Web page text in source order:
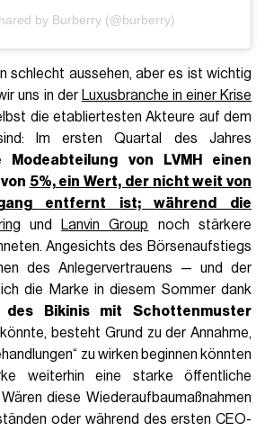
by Burberry (@burberry)
schlecht aussehen, aber es ist wichtig
uns in der Luxusbranche in einer Krise
die etabliertesten Akteure auf dem
Im ersten Quartal des Jahres
Modeabteilung von LVMH einen
5%, ein Wert, der nicht weit von
entfernt ist; während die
und Lanvin Group noch stärkere
Angesichts des Börsenaufstiegs
des Anlegervertrauens — und der
die Marke in diesem Sommer dank
des Bikinis mit Schottenmuster
besteht Grund zu der Annahme,
zu wirken beginnen könnten
weiterhin eine starke öffentliche
diese Wiederaufbaumaßnahmen
oder während des ersten CEO-